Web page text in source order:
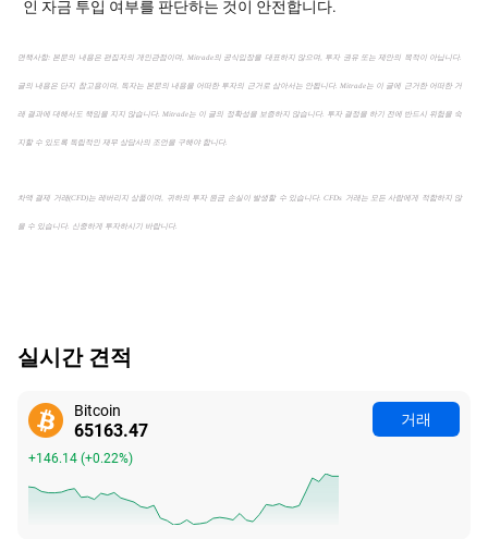
인 자금 투입 여부를 판단하는 것이 안전합니다.
면책사항: 본문의 내용은 편집자의 개인관점이며, Mitrade의 공식입장을 대표하지 않으며, 투자 권유 또는 제안의 목적이 아닙니다.
글의 내용은 단지 참고용이며, 독자는 본문의 내용을 어떠한 투자의 근거로 삼아서는 안됩니다. Mitrade는 이 글에 근거한 어떠한 거
래 결과에 대해서도 책임을 지지 않습니다. Mitrade는 이 글의 정확성을 보증하지 않습니다. 투자 결정을 하기 전에 반드시 위험을 숙
지할 수 있도록 독립적인 재무 상담사의 조언을 구해야 합니다.
차액 결제 거래(CFD)는 레버리지 상품이며, 귀하의 투자 원금 손실이 발생할 수 있습니다. CFDs 거래는 모든 사람에게 적합하지 않
을 수 있습니다. 신중하게 투자하시기 바랍니다.
실시간 견적
Bitcoin
65163.51
+146.18(+0.22%)
거래